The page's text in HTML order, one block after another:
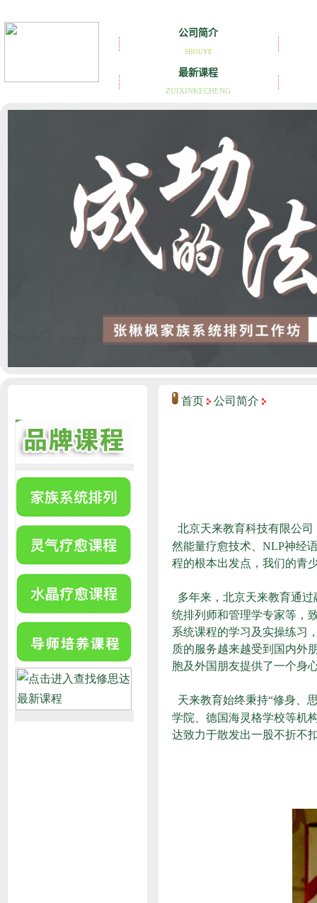
首页 公司简介
北京天来教育科技有限公
然能量疗愈技术、NLP神经
程的根本出发点，我们的青
多年来，北京天来教育通
统排列师和管理学专家等，
系统课程的学习及实操练习
质的服务越来越受到国内外
胞及外国朋友提供了一个身
天来教育始终秉持“修身、
学院、德国海灵格学校等机
达致力于散发出一股不折不